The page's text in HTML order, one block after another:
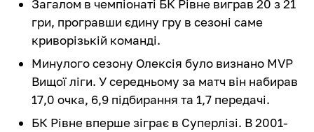
Загалом в чемпіонаті БК Рівне виграв 20 з 21
гри, програвши єдину гру в сезоні саме
криворізькій команді.
Минулого сезону Олексія було визнано MVP
Вищої ліги. У середньому за матч він набирав
17,0 очка, 6,9 підбирання та 1,7 передачі.
БК Рівне вперше зіграє в Суперлізі. В 2001-